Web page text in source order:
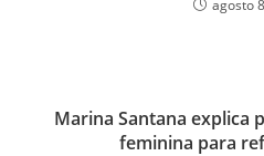
agosto
Marina Santana explica
feminina para